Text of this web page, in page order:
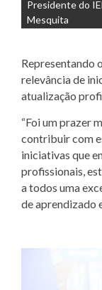
Presidente do
Mesquita
Representando
relevância de
atualização
“Foi um prazer
contribuir com
iniciativas que
profissionais,
a todos uma
de aprendizado